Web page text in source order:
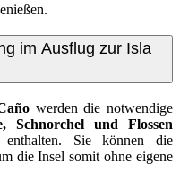
im Ausflug zur Isla
werden die notwendige
Schnorchel und Flossen
Sie können die
die Insel somit ohne eigene